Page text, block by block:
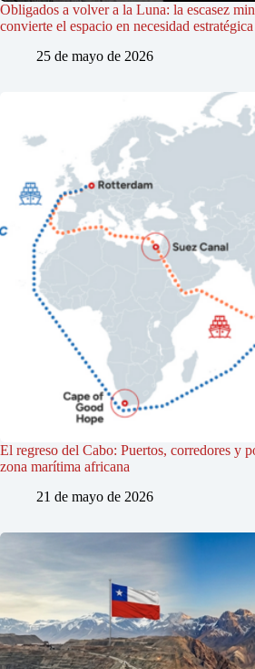
Obligados a volver a la Luna: la escasez
convierte el espacio en necesidad estratégica
25 de mayo de 2026
El regreso del Cabo: Puertos, corredores y
zona marítima africana
21 de mayo de 2026